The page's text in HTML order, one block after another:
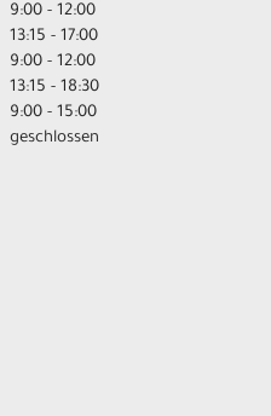
9:00 - 12:00
13:15 - 17:00
9:00 - 12:00
13:15 - 18:30
9:00 - 15:00
geschlossen